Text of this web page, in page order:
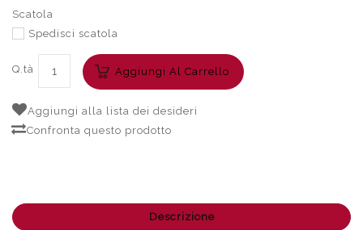
Scatola
Spedisci scatola
Q.tà Aggiungi Al Carrello
Aggiungi alla lista dei desideri
Confronta questo prodotto
Descrizione